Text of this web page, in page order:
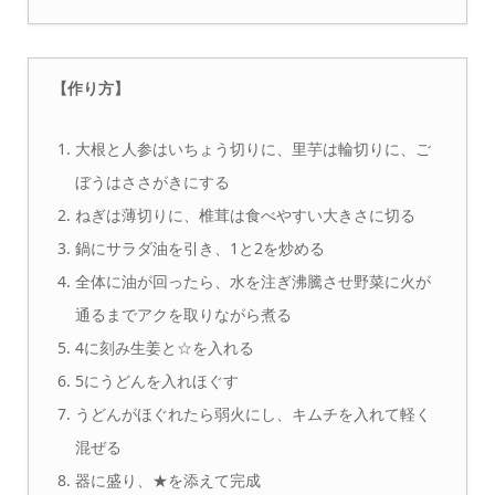
【作り方】
大根と人参はいちょう切りに、里芋は輪切りに、ご
ぼうはささがきにする
ねぎは薄切りに、椎茸は食べやすい大きさに切る
鍋にサラダ油を引き、1と2を炒める
全体に油が回ったら、水を注ぎ沸騰させ野菜に火が
通るまでアクを取りながら煮る
4に刻み生姜と☆を入れる
5にうどんを入れほぐす
うどんがほぐれたら弱火にし、キムチを入れて軽く
混ぜる
器に盛り、★を添えて完成